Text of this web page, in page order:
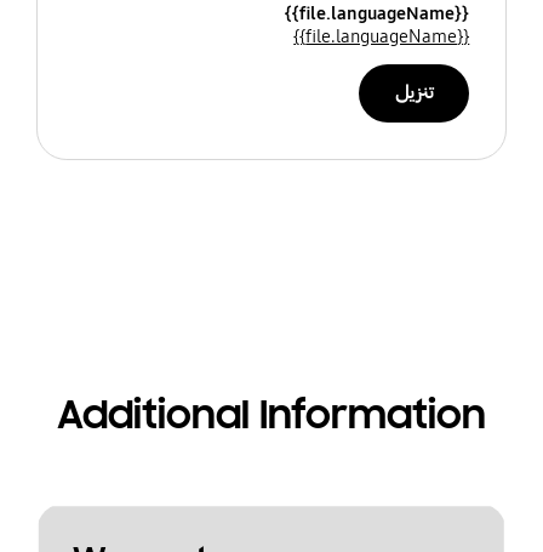
{{file.languageName}}
{{file.languageName}}
تنزيل
Additional Information